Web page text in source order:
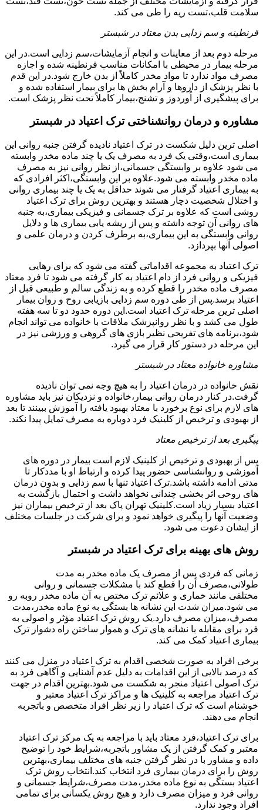
سلامت قلب،تست ریه را طی می کند.
قرنطینه و سم زدایی بدن معتاد در شبستر
مرحله دوم بعد از معاینات و انجام آزمایشات،سم زدایی است.در این
مرحله بیمار در محیطی با امکانات مناسب قرنطینه شده و اجازه
مصرف مواد ندارد تا مواد مخدر کاملاً از بدن خارج شود.در این قدم
با نظر پزشک از داروها و آرام بخش ها برای بیمار استفاده شده و
برای پیشگیری از اُوردوز و تشنج،بیمار کاملاً تحت نظر پزشک است.
مشاوره و درمان روانشناختی ترک اعتیاد در شبستر
اصلی ترین دلیل شکست در ترک اعتیاد نادیده گرفتن جنبه روانی این
بیماری است،وقتی یک فرد به مصرف یک یا چند ماده مخدر وابسته
می شود علاوه بر وابستگی جسمانی،از نظر روانی نیز به مصرف
ماده مخدر وابسته می شود.علاوه بر این وابستگی،اکثر افرادی که
به بیماری اعتیاد گرفتار می شوند حداقل به یک یا چند بیماری روانی
و اختلال شخصیت دچار هستند و بهترین روش برای ترک اعتیاد
روشی است که علاوه بر ترک جسمانی و فیزیکی بیماری،به جنبه
های روانی آن توجه داشته و پس از ریشه یابی بیماری ها و دلایل
روانی وابستگی به این بیماری،به برطرف کردن و درمان علمی و
اصولی آنها بپردازد.
ترک اعتیاد به مجموعه اقداماتی گفته می شود که برای رهایی
فیزیکی و روانی فرد از دام اعتیاد به کار گرفته می شود تا فرد معتاد
مصرف ماده مخدر را قطع کرده و به زندگی سالم و طبیعی قبل از
اعتیاد برسد.پس از طی دوره سم زدایی بازیابی روح و روان بیمار
اصلی ترین مرحله ترک اعتیاد است.این دوره حدود دو تا سه هفته
طول می کشد و با نظر روانپزشک ملاقات با خانواده می تواند انجام
شود،برنامه های تفریحی نظیر بازی های گروهی و ورزشی نیز در
این مرحله در دستور کار قرار می گیرد.
مشاوره خانواده معتاد در شبستر
نقش خانواده در درمان اعتیاد را به هیچ وجه نمی توان نادیده
گرفت.در کنار درمان روانی بیمار،خانواده و نزدیکان نیز باید مشاوره
های لازم برای نوع برخورد با معتاد بهبود یافته را آموزش ببینند تا بعد
از بهبودی و ترخیص از کلینیک فرد دوباره به مصرف تمایل پیدا نکند.
پیگیری بعد از ترخیص معتاد
پس از بهبودی و ترخیص از کلینیک لازم است بیمار در دوره های
آموزشی و روانشناسی حضور پیدا کرده و ارتباط او با مددکار تا
مدتی ادامه داشته باشد.ترک اعتیاد تنها با سم زدایی و بدون درمان
های روحی اثر بخشی چندانی نخواهد داشت و احتمال بازگشت به
اعتیاد بسیار زیاد است.کلینیک تهران پاک بعد از ترخیص بیماران نیز
وضعیت آنها را پیگیری خواهد نمود و برای شرکت در جلسات مختلف
از ایشان دعوت می شود.
روش های بهینه برای ترک اعتیاد در شبستر
زمانی که فردی پس از مصرف یک ماده مخدر به مدت
طولانی،مصرف آن را قطع کند با مشکلات جسمانی و روانی
مختلفی مانند خماری و علائم ترک مختص به آن ماده مخدر روبه رو
می شود.میزان شدت این نشانه ها بستگی به نوع ماده مخدر،مدت
مصرف،میزان مصرف دارد.یک روش ترک اعتیاد مؤثر و اصولی به
فرد برای مقابله با نشانه های ترک و هموار ساختن راه دشوار ترک
بیماری اعتیاد کمک می کند.
برخی افراد به صورت شخصی اقدام به ترک اعتیاد در منزل می کنند
که درصد بالایی از این اقدامات به دلیل عدم آشنایی و آگاهی فرد به
ترک اصولی اعتیاد منجر به شکست می شود.بهترین اقدام در جهت
ترک اعتیاد مراجعه به کلینیک ها و مراکز ترک اعتیاد معتبر و
خوشنام است که ترک اعتیاد را زیر نظر افراد متخصص و باتجربه
انجام می دهند.
برای ترک اعتیاد،فرد معتاد باید با مراجعه به یک مرکز ترک اعتیاد
معتبر و کمک گرفتن از یک مشاور باتجربه،شرایط خود را توضیح
داده و مشاور با در نظر گرفتن جنبه های مختلف بیماری،بهترین
روش را برای درمان بیماری فرد انتخاب کند.انتخاب روش ترک
اعتیاد بستگی به نوع ماده مخدر،مدت مصرف،شرایط جسمانی و
روانی فرد و میزان مصرف دارد و هیچ روش یکسانی برای تمامی
افراد وجود ندارد.